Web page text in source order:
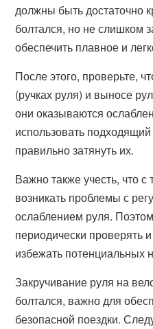
должны быть достаточно
болтался, но не слишком
обеспечить плавное и
После этого, проверьте,
(ручках руля) и выносе
они оказываются
использовать
правильно затянуть их.
Важно также учесть, что
возникать проблемы с
ослаблением руля.
периодически проверять
избежать потенциальных
Закручивание руля на
болтался, важно для
безопасной поездки.